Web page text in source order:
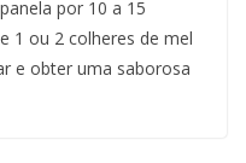
por 10 a 15
1 ou 2 colheres de mel
e obter uma saborosa